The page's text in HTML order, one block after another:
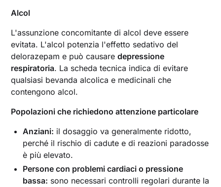
Alcol
L'assunzione concomitante di alcol deve essere
evitata. L'alcol potenzia l'effetto sedativo del
delorazepam e può causaredepressione
respiratoria. La scheda tecnica indica di evitare
qualsiasi bevanda alcolica e medicinali che
contengono alcol.
Popolazioni che richiedono attenzione particolare
Anziani: il dosaggio va generalmente ridotto,
perché il rischio di cadute e di reazioni paradosse
è più elevato.
Persone con problemi cardiaci o pressione
bassa: sono necessari controlli regolari durante la